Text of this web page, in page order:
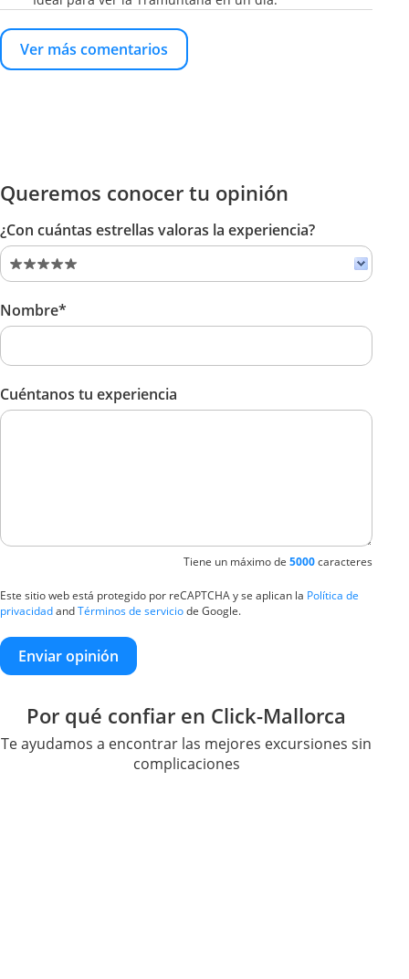
Ver más comentarios
Queremos conocer tu opinión
¿Con cuántas estrellas valoras la experiencia?
Nombre*
Cuéntanos tu experiencia
Tiene un máximo de 5000caracteres
Este sitio web está protegido por reCAPTCHA y se aplican la Política de
privacidadandTérminos de serviciode Google.
Enviar opinión
Por qué confiar en Click-Mallorca
Te ayudamos a encontrar las mejores excursiones sin
complicaciones